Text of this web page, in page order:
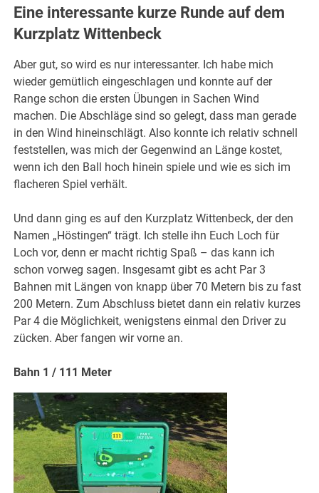
Eine interessante kurze Runde auf dem
Kurzplatz Wittenbeck
Aber gut, so wird es nur interessanter. Ich habe mich
wieder gemütlich eingeschlagen und konnte auf der
Range schon die ersten Übungen in Sachen Wind
machen. Die Abschläge sind so gelegt, dass man gerade
in den Wind hineinschlägt. Also konnte ich relativ schnell
feststellen, was mich der Gegenwind an Länge kostet,
wenn ich den Ball hoch hinein spiele und wie es sich im
flacheren Spiel verhält.
Und dann ging es auf den Kurzplatz Wittenbeck, der den
Namen „Höstingen“ trägt. Ich stelle ihn Euch Loch für
Loch vor, denn er macht richtig Spaß – das kann ich
schon vorweg sagen. Insgesamt gibt es acht Par 3
Bahnen mit Längen von knapp über 70 Metern bis zu fast
200 Metern. Zum Abschluss bietet dann ein relativ kurzes
Par 4 die Möglichkeit, wenigstens einmal den Driver zu
zücken. Aber fangen wir vorne an.
Bahn 1 / 111 Meter